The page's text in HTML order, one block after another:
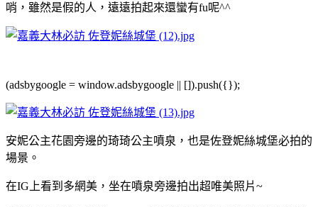
哨，雖然是假的人，遠遠拍起來還蠻有fu呢^^
(adsbygoogle = window.adsbygoogle || []).push({});
安妮公主花園旁邊的琦琦公主噴泉，也是佐登妮絲城堡必拍的
場景。
在IG上看到多網美，坐在噴泉旁邊拍出超唯美照片~